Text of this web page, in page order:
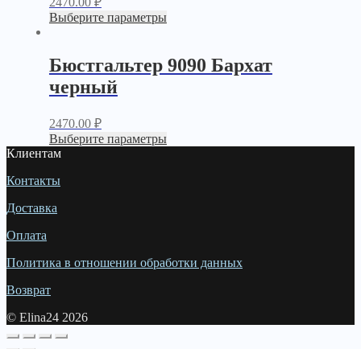
Выберите параметры
Бюстгальтер 9090 Бархат
черный
2470.00 ₽
Выберите параметры
Клиентам
Контакты
Доставка
Оплата
Политика в отношении обработки данных
Возврат
© Elina24 2026